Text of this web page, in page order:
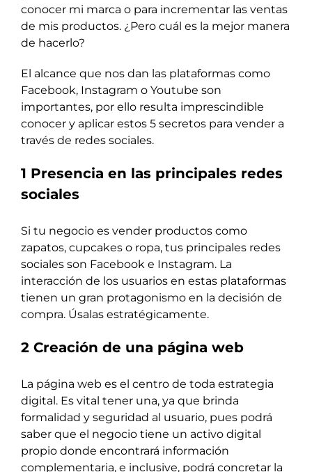
ebooks
Contáctanos
conocer mi marca o para incrementar las ventas
de mis productos. ¿Pero cuál es la mejor manera
de hacerlo?
El alcance que nos dan las plataformas como
Facebook, Instagram o Youtube son
importantes, por ello resulta imprescindible
conocer y aplicar estos 5 secretos para vender a
través de redes sociales.
1 Presencia en las principales redes
sociales
Si tu negocio es vender productos como
zapatos, cupcakes o ropa, tus principales redes
sociales son Facebook e Instagram. La
interacción de los usuarios en estas plataformas
tienen un gran protagonismo en la decisión de
compra. Úsalas estratégicamente.
2 Creación de una página web
La página web es el centro de toda estrategia
digital. Es vital tener una, ya que brinda
formalidad y seguridad al usuario, pues podrá
saber que el negocio tiene un activo digital
propio donde encontrará información
complementaria, e inclusive, podrá concretar la